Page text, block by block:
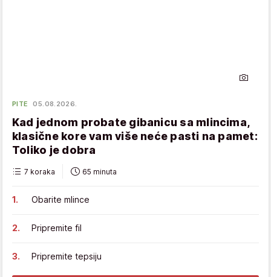
PITE 05.08.2026.
Kad jednom probate gibanicu sa mlincima,
klasične kore vam više neće pasti na pamet:
Toliko je dobra
7 koraka 65 minuta
Obarite mlince
Pripremite fil
Pripremite tepsiju